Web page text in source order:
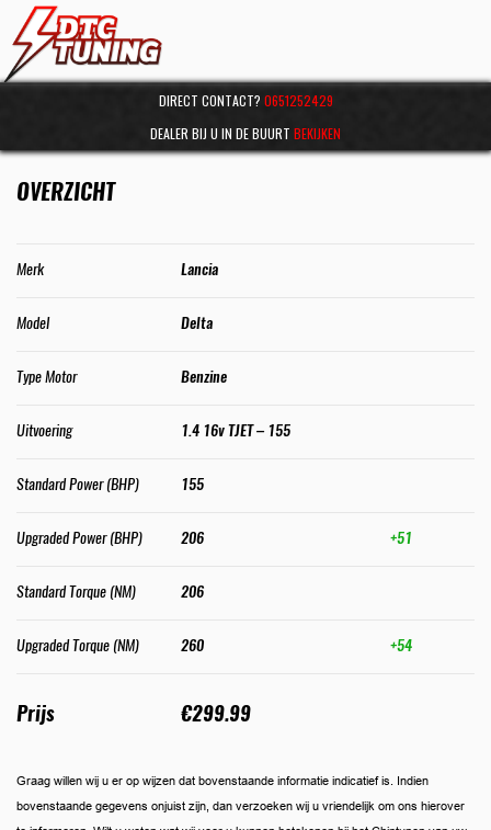
DIRECT CONTACT? 0651252429
DEALER BIJ U IN DE BUURT BEKIJKEN
OVERZICHT
Merk Lancia
Model Delta
Type Motor Benzine
Uitvoering 1.4 16v TJET – 155
Standard Power (BHP) 155
Upgraded Power (BHP) 206 +51
Standard Torque (NM) 206
Upgraded Torque (NM) 260 +54
Prijs €299.99
Graag willen wij u er op wijzen dat bovenstaande informatie indicatief is. Indien
bovenstaande gegevens onjuist zijn, dan verzoeken wij u vriendelijk om ons hierover